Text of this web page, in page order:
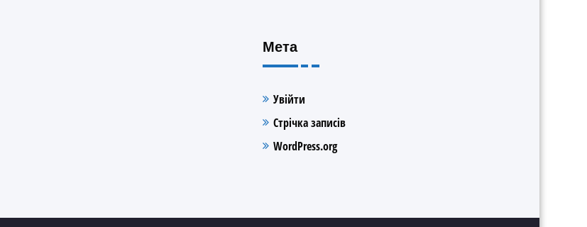
Мета
Увійти
Стрічка записів
WordPress.org